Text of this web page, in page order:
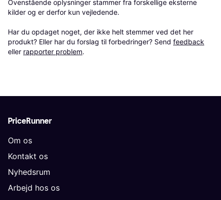
Ovenstående oplysninger stammer fra forskellige eksterne
kilder og er derfor kun vejledende.
Har du opdaget noget, der ikke helt stemmer ved det her
produkt? Eller har du forslag til forbedringer? Send feedback
eller rapporter problem.
PriceRunner
Om os
Kontakt os
Nyhedsrum
Arbejd hos os